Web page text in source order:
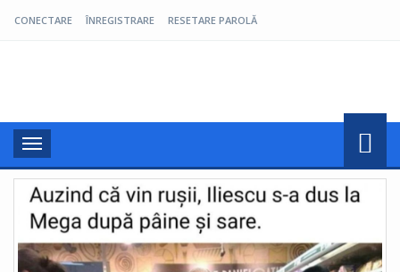
CONECTARE ÎNREGISTRARE RESETARE PAROLĂ
Toggle
navigation